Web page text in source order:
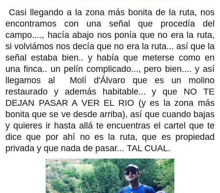
Casi llegando a la zona más bonita de la ruta, nos
encontramos con una señal que procedía del
campo...., hacía abajo nos ponía que no era la ruta,
si volviámos nos decía que no era la ruta... así que la
señal estaba bien.. y había que meterse como en
una finca.. un pelín complicado..., pero bien.... y así
llegamos al Molí d'Álvaro que es un molino
restaurado y además habitable... y que NO TE
DEJAN PASAR A VER EL RIO (y es la zona más
bonita que se ve desde arriba), así que cuando bajas
y quieres ir hasta allá te encuentras el cartel que te
dice que por ahí no es la ruta, que es propiedad
privada y que nada de pasar... TAL CUAL.